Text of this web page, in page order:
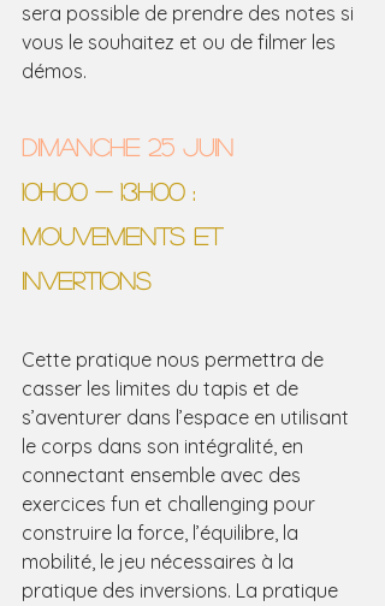
sera possible de prendre des notes si
vous le souhaitez et ou de filmer les
démos.
DIMANCHE 25 JUIN
10H00 - 13H00 :
MOUVEMENTS ET
INVERTIONS
Cette pratique nous permettra de
casser les limites du tapis et de
s’aventurer dans l’espace en utilisant
le corps dans son intégralité, en
connectant ensemble avec des
exercices fun et challenging pour
construire la force, l’équilibre, la
mobilité, le jeu nécessaires à la
pratique des inversions. La pratique